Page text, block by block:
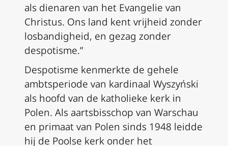
als dienaren van het Evangelie van
Christus. Ons land kent vrijheid zonder
losbandigheid, en gezag zonder
despotisme.”
Despotisme kenmerkte de gehele
ambtsperiode van kardinaal Wyszyński
als hoofd van de katholieke kerk in
Polen. Als aartsbisschop van Warschau
en primaat van Polen sinds 1948 leidde
hij de Poolse kerk onder het